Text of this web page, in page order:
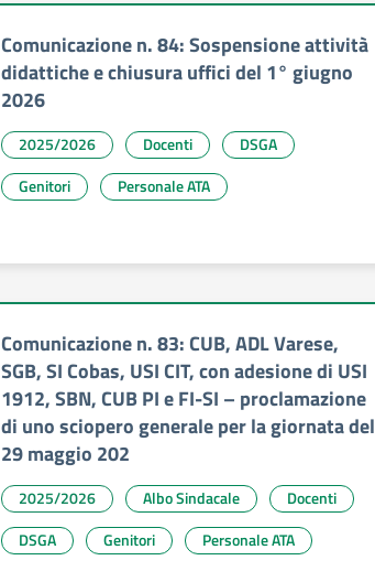
Comunicazione n. 84: Sospensione attività
didattiche e chiusura uffici del 1° giugno
2026
2025/2026 Docenti
DSGA
Genitori
Personale ATA
Comunicazione n. 83: CUB, ADL Varese,
SGB, SI Cobas, USI CIT, con adesione di USI
1912, SBN, CUB PI e FI-SI – proclamazione
di uno sciopero generale per la giornata del
29 maggio 202
2025/2026 Albo Sindacale
Docenti
DSGA
Genitori Personale ATA